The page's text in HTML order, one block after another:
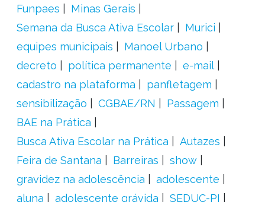
Funpaes
Minas Gerais
Semana da Busca Ativa Escolar
Murici
equipes municipais
Manoel Urbano
decreto
política permanente
e-mail
cadastro na plataforma
panfletagem
sensibilização
CGBAE/RN
Passagem
BAE na Prática
Busca Ativa Escolar na Prática
Autazes
Feira de Santana
Barreiras
show
gravidez na adolescência
adolescente
aluna
adolescente grávida
SEDUC-PI